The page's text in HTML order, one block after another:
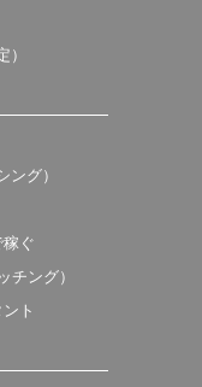
グ）
ぐ
チング）
ト